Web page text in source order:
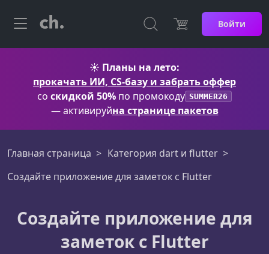
Войти
☀️ Планы на лето:
прокачать ИИ, CS-базу и забрать оффер
со скидкой 50% по промокоду SUMMER26
— активируйна странице пакетов
Главная страница
Категория dart и flutter
Создайте приложение для заметок с Flutter
Создайте приложение для
заметок с Flutter